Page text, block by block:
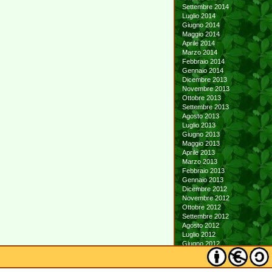
Settembre 2014
Luglio 2014
Giugno 2014
Maggio 2014
Aprile 2014
Marzo 2014
Febbraio 2014
Gennaio 2014
Dicembre 2013
Novembre 2013
Ottobre 2013
Settembre 2013
Agosto 2013
Luglio 2013
Giugno 2013
Maggio 2013
Aprile 2013
Marzo 2013
Febbraio 2013
Gennaio 2013
Dicembre 2012
Novembre 2012
Ottobre 2012
Settembre 2012
Agosto 2012
Luglio 2012
Giugno 2012
Maggio 2012
Aprile 2012